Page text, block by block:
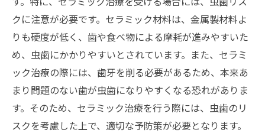
クに注意が必要です。セラミック材料は、金属製材料よ
りも硬度が低く、歯や食べ物による摩耗が進みやすいた
め、虫歯にかかりやすいとされています。また、セラミ
ック治療の際には、歯牙を削る必要があるため、本来あ
まり問題のない歯が虫歯になりやすくなる恐れがありま
す。そのため、セラミック治療を行う際には、虫歯のリ
スクを考慮した上で、適切な予防策が必要となります。